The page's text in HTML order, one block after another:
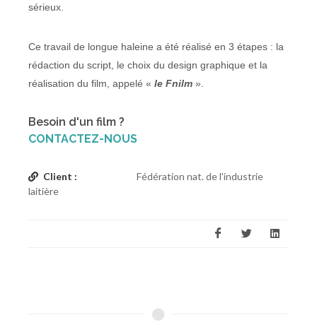
sérieux.
Ce travail de longue haleine a été réalisé en 3 étapes : la
rédaction du script, le choix du design graphique et la
réalisation du film, appelé « le Fnilm ».
Besoin d'un film ?
CONTACTEZ-NOUS
Client :
Fédération nat. de l'industrie
laitière